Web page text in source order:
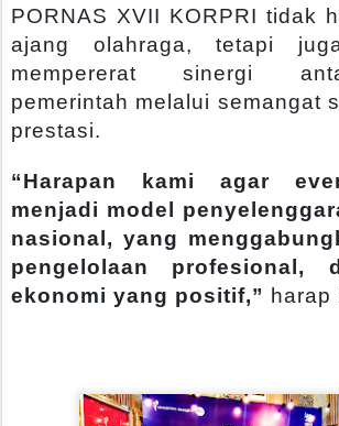
PORNAS XVII KORPRI tidak
ajang olahraga, tetapi
mempererat sinergi
pemerintah melalui semangat
prestasi.
“Harapan kami agar
menjadi model
nasional, yang
pengelolaan profesional,
ekonomi yang positif,” harap